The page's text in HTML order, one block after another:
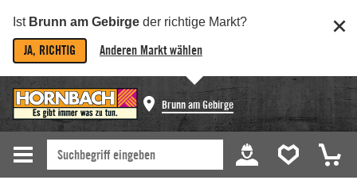
Ist Brunn am Gebirge der richtige Markt?
JA, RICHTIG Anderen Markt wählen
Brunn am Gebirge